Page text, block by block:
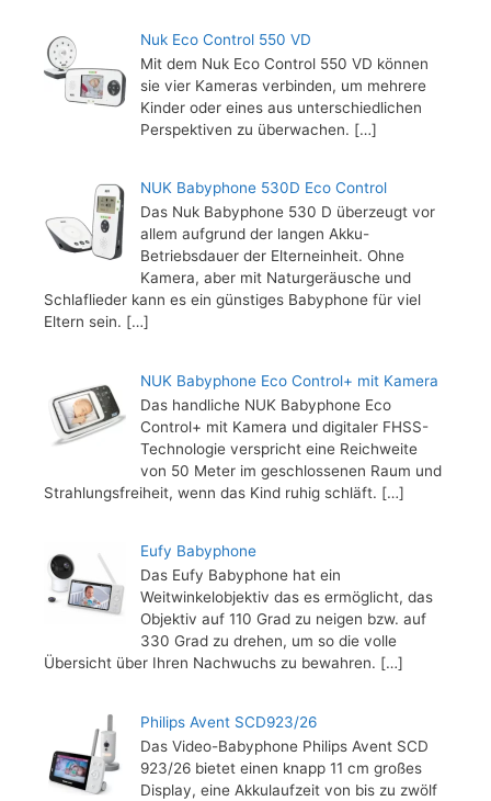
Nuk Eco Control 550 VD
Mit dem Nuk Eco Control 550 VD können
sie vier Kameras verbinden, um mehrere
Kinder oder eines aus unterschiedlichen
Perspektiven zu überwachen. […]
NUK Babyphone 530D Eco Control
Das Nuk Babyphone 530 D überzeugt vor
allem aufgrund der langen Akku-
Betriebsdauer der Elterneinheit. Ohne
Kamera, aber mit Naturgeräusche und
Schlaflieder kann es ein günstiges Babyphone für viel
Eltern sein. […]
NUK Babyphone Eco Control+ mit Kamera
Das handliche NUK Babyphone Eco
Control+ mit Kamera und digitaler FHSS-
Technologie verspricht eine Reichweite
von 50 Meter im geschlossenen Raum und
Strahlungsfreiheit, wenn das Kind ruhig schläft. […]
Eufy Babyphone
Das Eufy Babyphone hat ein
Weitwinkelobjektiv das es ermöglicht, das
Objektiv auf 110 Grad zu neigen bzw. auf
330 Grad zu drehen, um so die volle
Übersicht über Ihren Nachwuchs zu bewahren. […]
Philips Avent SCD923/26
Das Video-Babyphone Philips Avent SCD
923/26 bietet einen knapp 11 cm großes
Display, eine Akkulaufzeit von bis zu zwölf